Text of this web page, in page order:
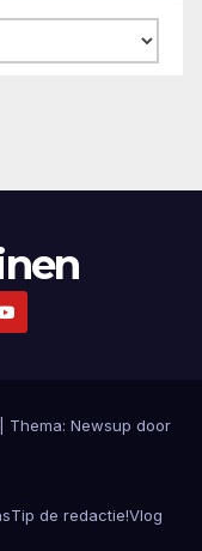
Thema: Newsup door
Tip de redactie!Vlog